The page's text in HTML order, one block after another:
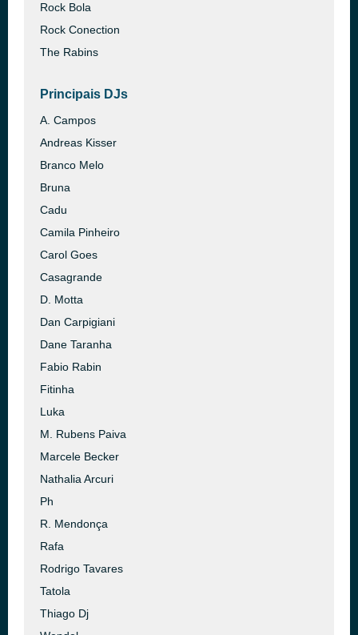
Rock Bola
Rock Conection
The Rabins
Principais DJs
A. Campos
Andreas Kisser
Branco Melo
Bruna
Cadu
Camila Pinheiro
Carol Goes
Casagrande
D. Motta
Dan Carpigiani
Dane Taranha
Fabio Rabin
Fitinha
Luka
M. Rubens Paiva
Marcele Becker
Nathalia Arcuri
Ph
R. Mendonça
Rafa
Rodrigo Tavares
Tatola
Thiago Dj